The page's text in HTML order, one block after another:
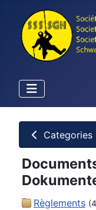
Categories
Règlements